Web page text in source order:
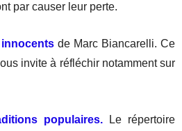
par causer leur perte.
de Marc Biancarelli. Ce
invite à réfléchir notamment sur
populaires.
Le répertoire